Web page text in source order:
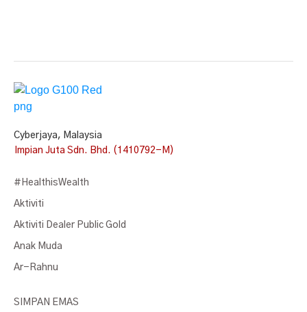
Cyberjaya, Malaysia
Impian Juta Sdn. Bhd. (1410792-M)
#HealthisWealth
Aktiviti
Aktiviti Dealer Public Gold
Anak Muda
Ar-Rahnu
SIMPAN EMAS